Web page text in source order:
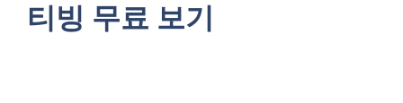
티빙 무료 보기